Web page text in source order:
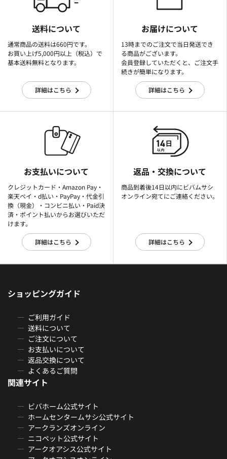
送料について
通常商品の送料は660円です。
お買い上げ5,000円以上（税込）で
基本送料無料となります。
詳細はこちら
お届けについて
13時までのご注文で当日発送でき
る商品がございます。
会員登録していただくと、ご注文手
続きが簡単になります。
詳細はこちら
お支払いについて
クレジットカード・Amazon Pay・
楽天ぺイ・d払い・PayPay・代金引
換（現金）・コンビニ払い・Paid決
済・ポイント払いからお選びいただ
けます。
詳細はこちら
返品・交換について
商品到着後14日以内にビバムサシ
オンライン宛てにご連絡ください。
詳細はこちら
ショッピングガイド
ご利用ガイド
送料について
ご注文について
お支払いについて
返品交換について
よくあるご質問
関連サイト
ビバホーム公式サイト
ホームセンタームサシ公式サイト
アークランズオンライン
ニコペット公式サイト
アークオアシス公式サイト